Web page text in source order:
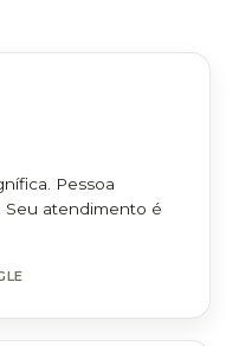
Pessoa
Seu atendimento é